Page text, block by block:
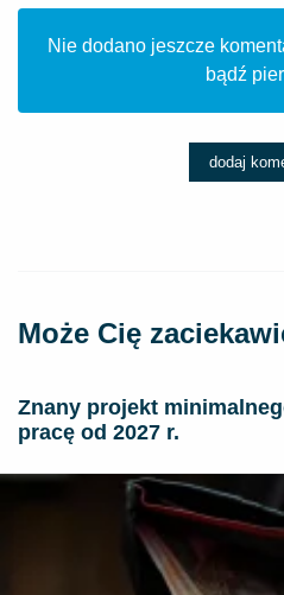
Nie dodano jeszcze
bądź
dodaj
Może Cię
Znany projekt
pracę od 2027 r.